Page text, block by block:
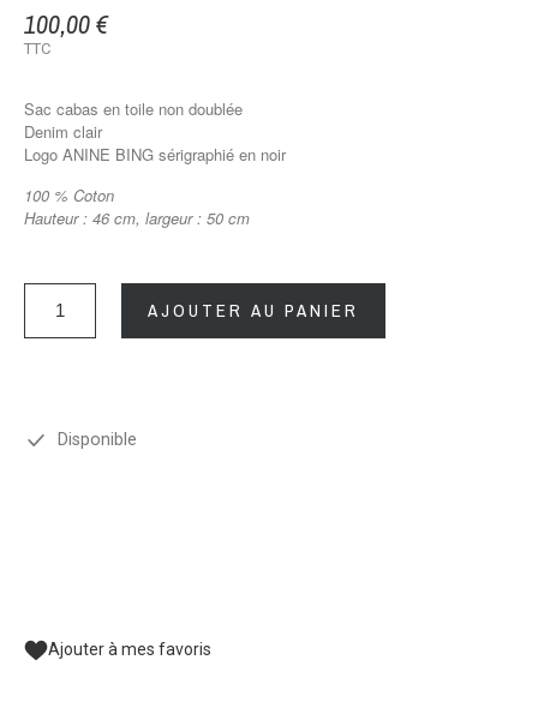
100,00 €
TTC
Sac cabas en toile non doublée
Denim clair
Logo ANINE BING sérigraphié en noir
100 % Coton
Hauteur : 46 cm, largeur : 50 cm
AJOUTER AU PANIER
Disponible
Ajouter à mes favoris